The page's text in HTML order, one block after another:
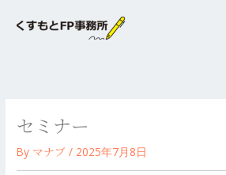
セミナー
By マナブ/ 2025年7月8日